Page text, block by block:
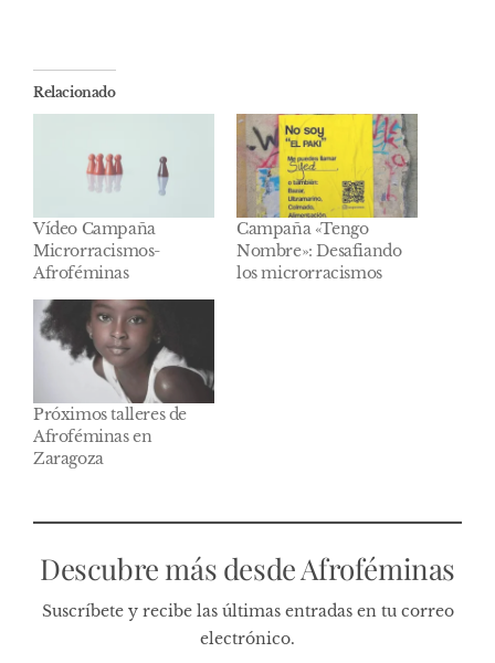
Relacionado
Vídeo Campaña
Microrracismos-
Afroféminas
Campaña «Tengo
Nombre»: Desafiando
los microrracismos
Próximos talleres de
Afroféminas en
Zaragoza
Descubre más desde Afroféminas
Suscríbete y recibe las últimas entradas en tu correo
electrónico.